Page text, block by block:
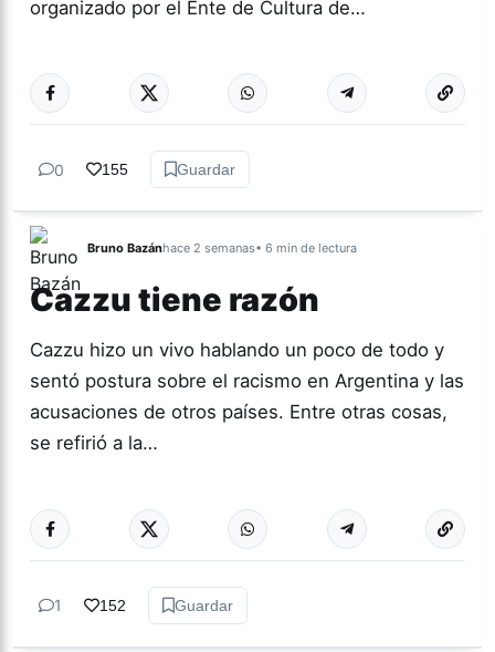
organizado por el Ente de Cultura de…
CULTURA Más
0 155 Guardar
Bruno Bazánhace 2 semanas• 6 min de lectura
Cazzu tiene razón
Cazzu hizo un vivo hablando un poco de todo y
sentó postura sobre el racismo en Argentina y las
acusaciones de otros países. Entre otras cosas,
se refirió a la…
ACTUALIDAD Más
1 152 Guardar